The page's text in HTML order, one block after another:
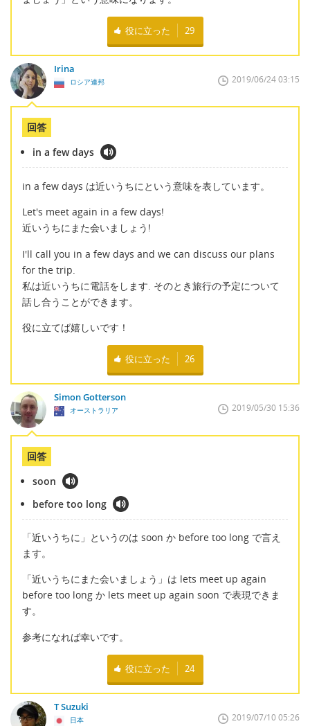
役に立った 29
Irina
ロシア連邦 2019/06/24 03:15
回答
in a few days
in a few days は近いうちにという意味を表しています。
Let's meet again in a few days!
近いうちにまた会いましょう!
I'll call you in a few days and we can discuss our plans
for the trip.
私は近いうちに電話をします. そのとき旅行の予定について
話し合うことができます。
役に立てば嬉しいです！
役に立った 26
Simon Gotterson
オーストラリア 2019/05/30 15:36
回答
soon
before too long
「近いうちに」というのは soon か before too long で言え
ます。
「近いうちにまた会いましょう」は lets meet up again
before too long か lets meet up again soon で表現できま
す。
参考になれば幸いです。
役に立った 24
T Suzuki
日本 2019/07/10 05:26